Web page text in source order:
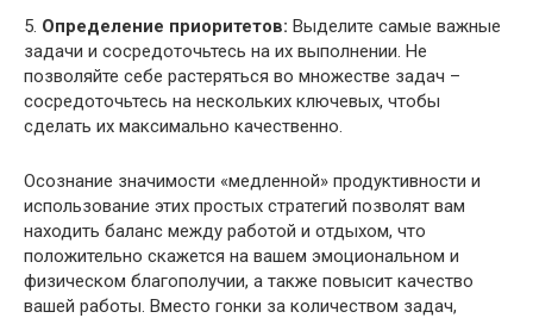
5. Определение приоритетов: Выделите самые важные
задачи и сосредоточьтесь на их выполнении. Не
позволяйте себе растеряться во множестве задач –
сосредоточьтесь на нескольких ключевых, чтобы
сделать их максимально качественно.
Осознание значимости «медленной» продуктивности и
использование этих простых стратегий позволят вам
находить баланс между работой и отдыхом, что
положительно скажется на вашем эмоциональном и
физическом благополучии, а также повысит качество
вашей работы. Вместо гонки за количеством задач,